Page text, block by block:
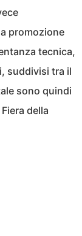
promozione
tecnica,
suddivisi tra il
sono quindi
della